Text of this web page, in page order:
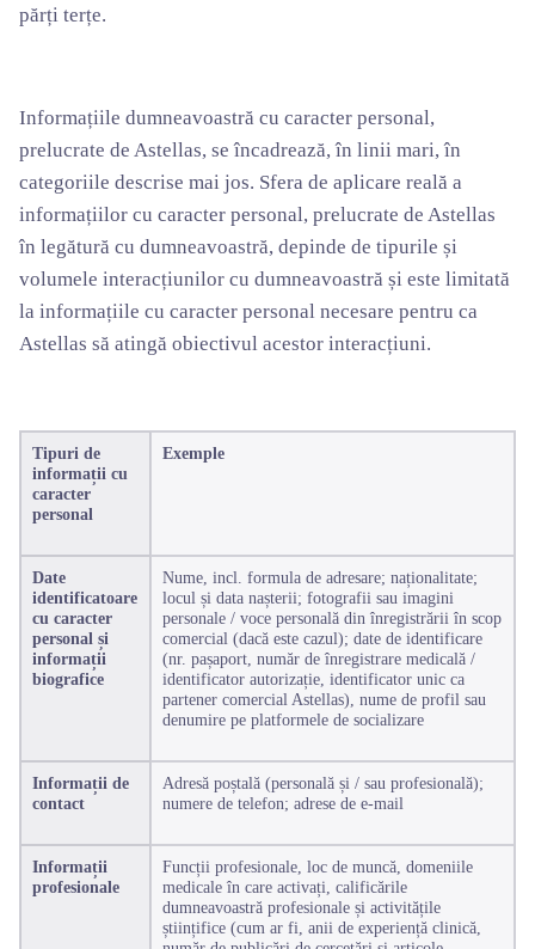
părți terțe.
Informațiile dumneavoastră cu caracter personal,
prelucrate de Astellas, se încadrează, în linii mari, în
categoriile descrise mai jos. Sfera de aplicare reală a
informațiilor cu caracter personal, prelucrate de Astellas
în legătură cu dumneavoastră, depinde de tipurile și
volumele interacțiunilor cu dumneavoastră și este limitată
la informațiile cu caracter personal necesare pentru ca
Astellas să atingă obiectivul acestor interacțiuni.
Tipuri de
informații cu
caracter
personal
Exemple
Date
identificatoare
cu caracter
personal și
informații
biografice
Nume, incl. formula de adresare; naționalitate;
locul și data nașterii; fotografii sau imagini
personale / voce personală din înregistrării în scop
comercial (dacă este cazul); date de identificare
(nr. pașaport, număr de înregistrare medicală /
identificator autorizație, identificator unic ca
partener comercial Astellas), nume de profil sau
denumire pe platformele de socializare
Informații de
contact
Adresă poștală (personală și / sau profesională);
numere de telefon; adrese de e-mail
Informații
profesionale
Funcții profesionale, loc de muncă, domeniile
medicale în care activați, calificările
dumneavoastră profesionale și activitățile
științifice (cum ar fi, anii de experiență clinică,